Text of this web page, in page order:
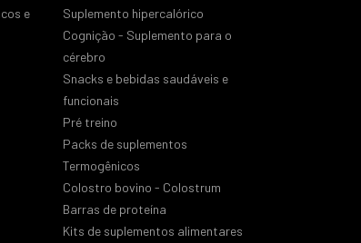
e
Suplemento hipercalórico
Cognição - Suplemento para o
cérebro
Snacks e bebidas saudáveis e
funcionais
Pré treino
Packs de suplementos
Termogênicos
Colostro bovino - Colostrum
Barras de proteína
Kits de suplementos alimentares